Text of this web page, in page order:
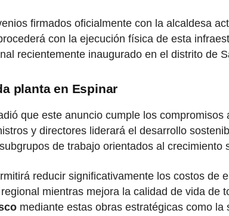
firmados oficialmente con la alcaldesa
con la ejecución física de esta
recientemente inaugurado en el distrito de
planta en Espinar
que este anuncio cumple los
y directores liderará el desarrollo
de trabajo orientados al crecimiento
reducir significativamente los costos
mientras mejora la calidad de vida
mediante estas obras estratégicas como la